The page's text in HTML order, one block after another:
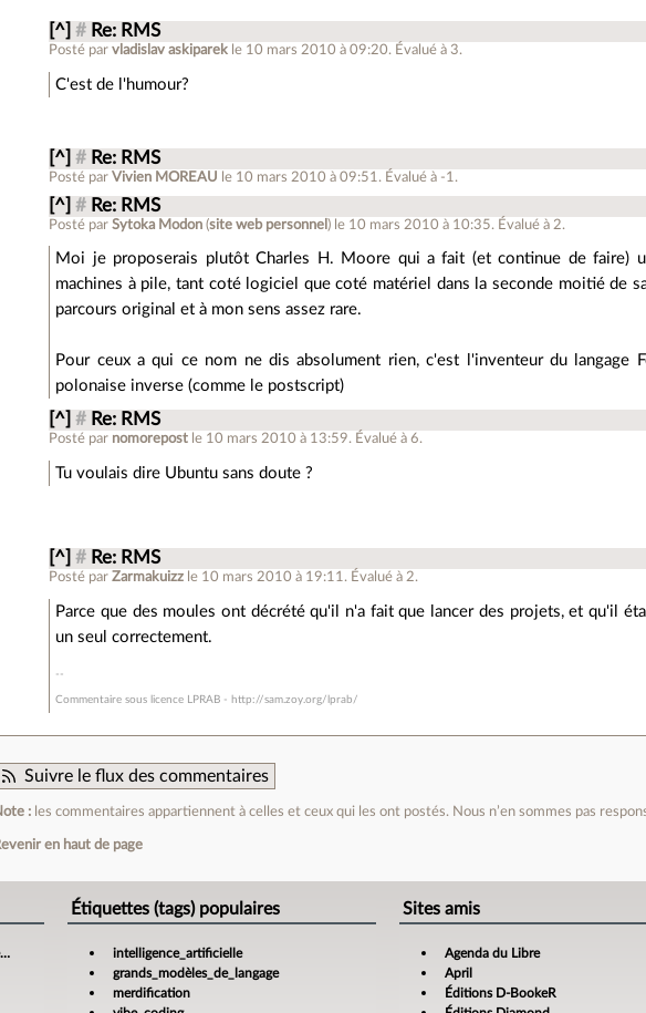
[^] # Re: RMS
Posté parvladislav askiparek le 10 mars 2010 à 09:20. Évalué à 3.
C'est de l'humour?
[^] # Re: RMS
Posté parVivien MOREAU le 10 mars 2010 à 09:51 . Évalué à -1 .
[^] # Re: RMS
Posté parSytoka Modon (site web personnel ) le 10 mars 2010 à 10:35. Évalué à 2.
Moi je proposerais plutôt Charles H. Moore qui a fait (et continue de faire)
machines à pile, tant coté logiciel que coté matériel dans la seconde moitié de
parcours original et à mon sens assez rare.
Pour ceux a qui ce nom ne dis absolument rien, c'est l'inventeur du langage
polonaise inverse (comme le postscript)
[^] # Re: RMS
Posté par nomorepost le 10 mars 2010 à 13:59. Évalué à6.
Tu voulais dire Ubuntu sans doute ?
[^] # Re: RMS
Posté parZarmakuizz le 10 mars 2010 à 19:11 . Évalué à 2.
Parce que des moules ont décrété qu'il n'a fait que lancer des projets, et qu'il
un seul correctement.
Commentaire sous licence LPRAB - http://sam.zoy.org/lprab/
Suivre le flux des commentaires
: les commentaires appartiennent à celles et ceux qui les ont postés. Nous n’en sommes pas
en haut de page
Étiquettes (tags) populaires
intelligence_artificielle
grands_modèles_de_langage
merdification
Sites amis
Agenda du Libre
April
Éditions D-BookeR